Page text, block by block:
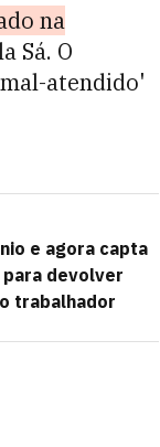
na
Sá. O
atendido'
e agora capta
para devolver
trabalhador